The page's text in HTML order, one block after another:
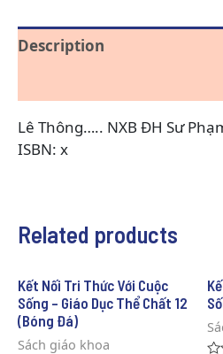
Description
Lê Thông….. NXB ĐH Sư
ISBN: x
Related products
Kết Nối Tri Thức Với Cuộc
Sống – Giáo Dục Thể Chất 12
(Bóng Đá)
Sách giáo khoa